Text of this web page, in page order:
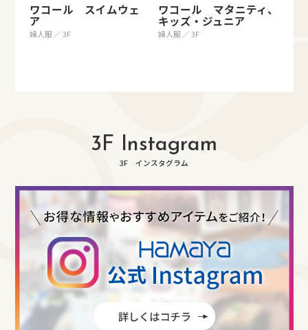
ワコール スイムウェ
ア
婦人服 ／ 3F
ワコール マタニティ、
キッズ・ジュニア
婦人服 ／ 3F
3F Instagram
3F インスタグラム